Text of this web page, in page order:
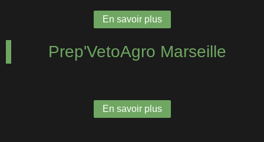
En savoir plus
Prep'VetoAgro Marseille
En savoir plus